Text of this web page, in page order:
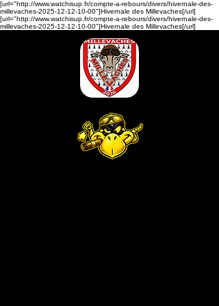
[url="http://www.watchisup.fr/compte-a-rebours/divers/hivernale-des-
millevaches-2025-12-12-10-00"]Hivernale des Millevaches[/url]
[url="http://www.watchisup.fr/compte-a-rebours/divers/hivernale-des-
millevaches-2025-12-12-10-00"]Hivernale des Millevaches[/url]